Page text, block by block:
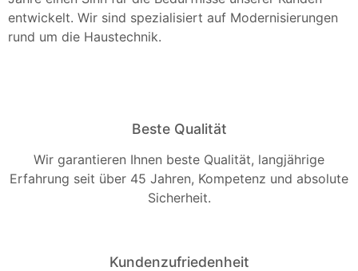
entwickelt. Wir sind spezialisiert auf Modernisierungen
rund um die Haustechnik.
Beste Qualität
Wir garantieren Ihnen beste Qualität, langjährige
Erfahrung seit über 45 Jahren, Kompetenz und absolute
Sicherheit.
Kundenzufriedenheit